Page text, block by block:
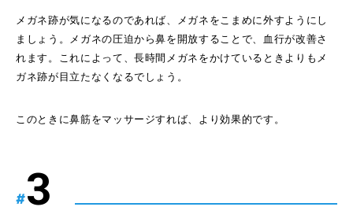
メガネ跡が気になるのであれば、メガネをこまめに外すようにし
ましょう。メガネの圧迫から鼻を開放することで、血行が改善さ
れます。これによって、長時間メガネをかけているときよりもメ
ガネ跡が目立たなくなるでしょう。
このときに鼻筋をマッサージすれば、より効果的です。
#